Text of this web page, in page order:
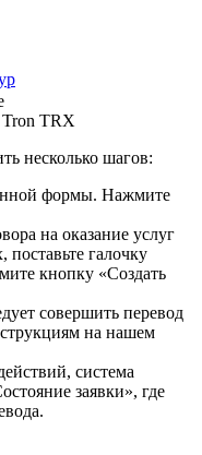
TRX
несколько шагов:
формы. Нажмите
на оказание услуг
галочку
кнопку «Создать
совершить перевод
на нашем
система
заявки», где